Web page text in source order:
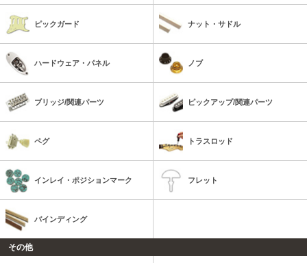
ピックガード ナット・サドル
ハードウェア・パネル ノブ
ブリッジ/関連パーツ ピックアップ/関連パーツ
ペグ トラスロッド
インレイ・ポジションマーク フレット
バインディング
その他